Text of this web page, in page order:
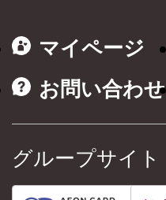
マイページ
お問い合わせ
グループサイト